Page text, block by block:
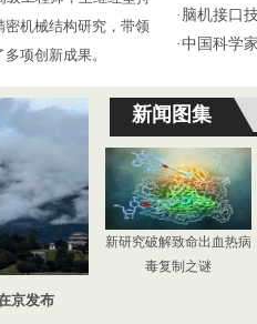
密机械结构研究，带领
项创新成果。
· 脑机接口
·中国科学
京发布
新闻图集
新研究破解致命出血热病
毒复制之谜